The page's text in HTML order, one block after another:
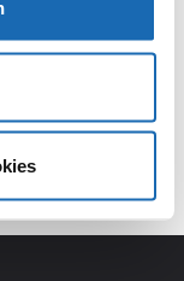
alles uit het